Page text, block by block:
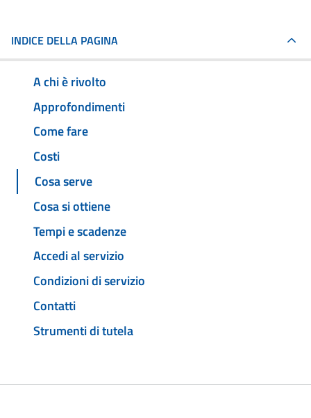
INDICE DELLA PAGINA
A chi è rivolto
Approfondimenti
Come fare
Costi
Cosa serve
Cosa si ottiene
Tempi e scadenze
Accedi al servizio
Condizioni di servizio
Contatti
Strumenti di tutela